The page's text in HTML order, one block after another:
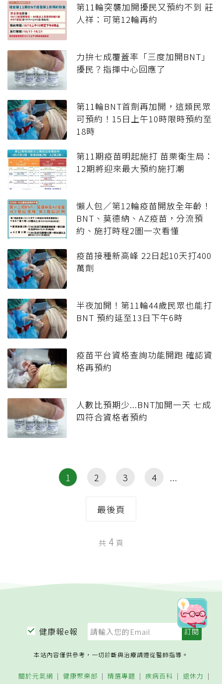
第11輪突襲加開擾民又預約不到 莊
人祥：可第12輪再約
力拚七成覆蓋率「三度加開BNT」
擾民？指揮中心回應了
第11輪BNT首劑再加開，這類民眾
可預約！15日上午10時限時預約至
18時
第11期疫苗明起施打 苗栗衛生局：
12期將迎來最大預約施打潮
懶人包／第12輪疫苗開放全年齡！
BNT、莫德納、AZ疫苗，分流預
約、施打時程2圖一次看懂
疫苗接種新高峰 22日起10天打400
萬劑
半夜加開！第11輪44歲民眾也能打
BNT 預約延至13日下午6時
疫苗平台資格查詢功能開跑 確認資
格再預約
人數比預期少...BNT加開一天 七成
四符合資格者預約
1 2 3 4
最後頁
共 4 頁
健康報e報
本站內容僅供參考，一切診斷與治療請遵從醫師指導。
關於元氣網 健康聚樂部 精選專題 疾病百科 退休力